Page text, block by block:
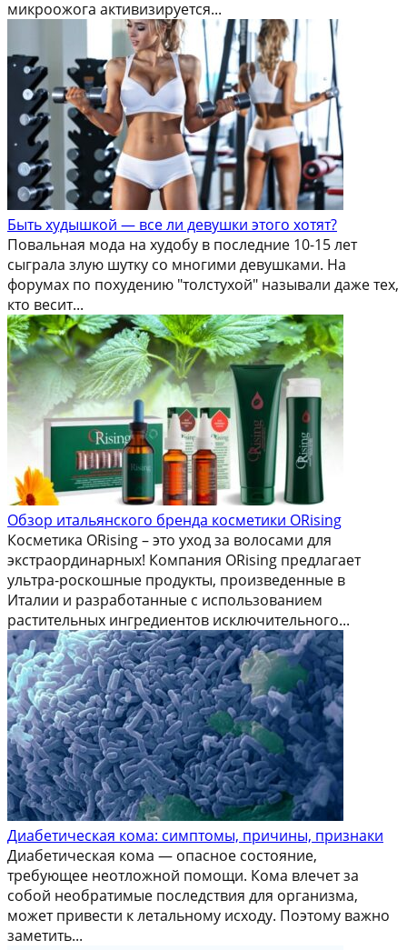
микроожога активизируется...
Быть худышкой — все ли девушки этого хотят?
Повальная мода на худобу в последние 10-15 лет
сыграла злую шутку со многими девушками. На
форумах по похудению "толстухой" называли даже тех,
кто весит...
Обзор итальянского бренда косметики ORising
Косметика ORising – это уход за волосами для
экстраординарных! Компания ORising предлагает
ультра-роскошные продукты, произведенные в
Италии и разработанные с использованием
растительных ингредиентов исключительного...
Диабетическая кома: симптомы, причины, признаки
Диабетическая кома — опасное состояние,
требующее неотложной помощи. Кома влечет за
собой необратимые последствия для организма,
может привести к летальному исходу. Поэтому важно
заметить...